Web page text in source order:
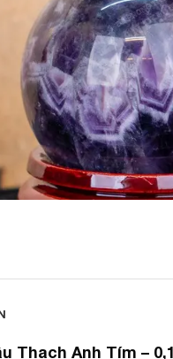
Thạch Anh Tím –